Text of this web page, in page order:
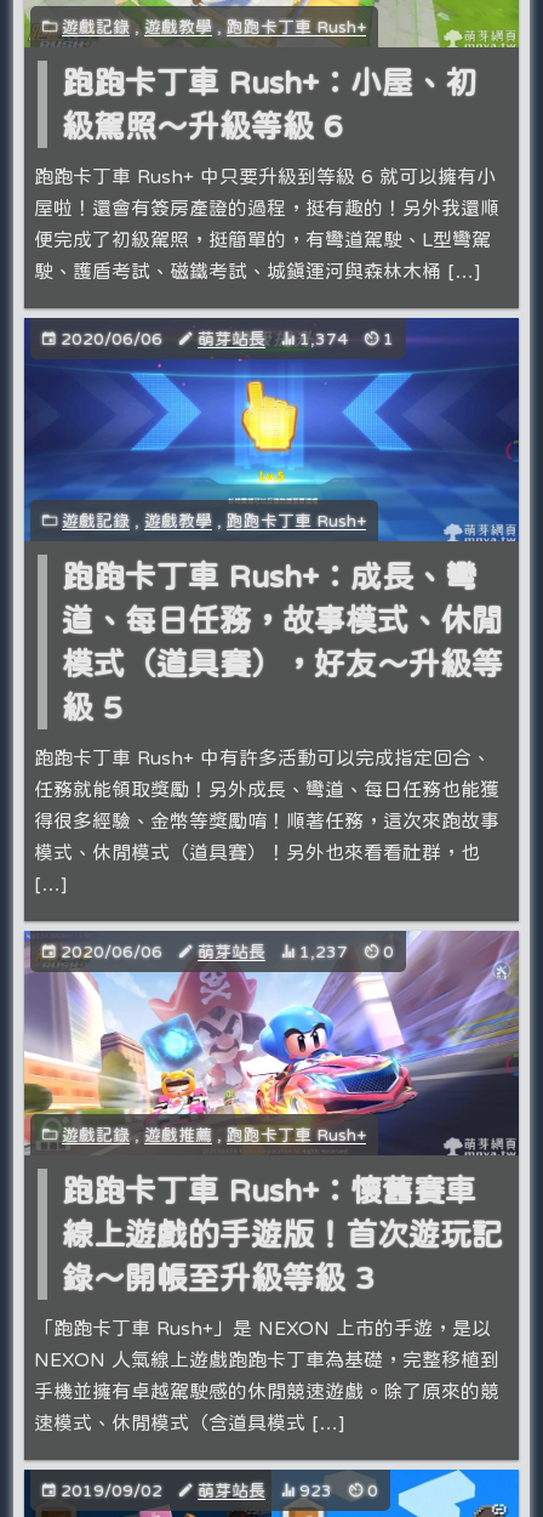
遊戲記錄 ,遊戲教學 ,跑跑卡丁車 Rush+
跑跑卡丁車 Rush+：小屋、初
級駕照～升級等級 6
跑跑卡丁車 Rush+ 中只要升級到等級 6 就可以擁有小
屋啦！還會有簽房產證的過程，挺有趣的！另外我還順
便完成了初級駕照，挺簡單的，有彎道駕駛、L型彎駕
駛、護盾考試、磁鐵考試、城鎮運河與森林木桶 […]
2020/06/06 萌芽站長 1,374 1
遊戲記錄 ,遊戲教學 , 跑跑卡丁車 Rush+
跑跑卡丁車 Rush+：成長、彎
道、每日任務，故事模式、休閒
模式（道具賽），好友～升級等
級 5
跑跑卡丁車 Rush+ 中有許多活動可以完成指定回合、
任務就能領取獎勵！另外成長、彎道、每日任務也能獲
得很多經驗、金幣等獎勵唷！順著任務，這次來跑故事
模式、休閒模式（道具賽）！另外也來看看社群，也
[…]
2020/06/06 萌芽站長 1,237 0
遊戲記錄 ,遊戲推薦 跑跑卡丁車 Rush+
跑跑卡丁車 Rush+：懷舊賽車
線上遊戲的手遊版！首次遊玩記
錄～開帳至升級等級 3
「跑跑卡丁車 Rush+」是 NEXON 上市的手遊，是以
NEXON 人氣線上遊戲跑跑卡丁車為基礎，完整移植到
手機並擁有卓越駕駛感的休閒競速遊戲。除了原來的競
速模式、休閒模式（含道具模式 […]
2019/09/02 萌芽站長 923 0